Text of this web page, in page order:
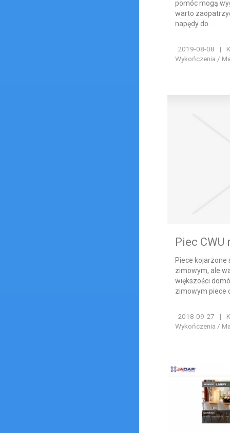
pomóc mogą
warto
napędy do...
2019-08-08 |
Wykończenia /
Piec
Piece kojarzone
zimowym, ale
większości
zimowym piece
2018-09-27 |
Wykończenia /